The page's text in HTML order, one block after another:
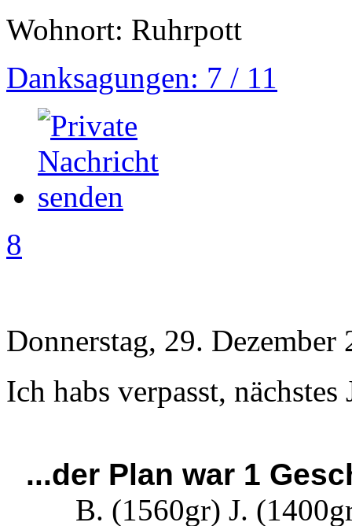
Wohnort: Ruhrpott
Danksagungen: 7 / 11
8
Donnerstag, 29. Dezember
Ich habs verpasst, nächstes
...der Plan war 1
B. (1560gr) J.